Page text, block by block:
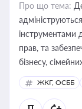
Про що тема:
інструментами
прав, та
бізнесу,
ЖКГ, ОСББ